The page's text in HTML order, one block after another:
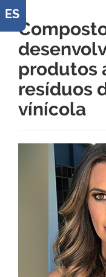
ES
produtos
resíduos
vínícola